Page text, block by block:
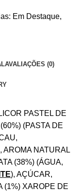
Em Destaque,
AVALIAÇÕES (0)
PASTEL DE
(PASTA DE
, AROMA NATURAL
(38%) (ÁGUA,
), AÇÚCAR,
(1%) XAROPE DE